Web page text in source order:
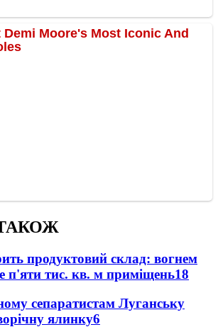
продуктовий склад: вогнем
п'яти тис. кв. м приміщень18
сепаратистам Луганську
ялинку6